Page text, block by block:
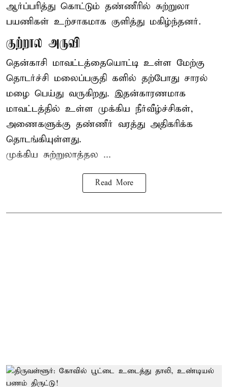
ஆர்ப்பரித்து கொட்டும் தண்ணீரில் சுற்றுலா
பயணிகள் உற்சாகமாக குளித்து மகிழ்ந்தனர்.
குற்றால அருவி
தென்காசி மாவட்டத்தையொட்டி உள்ள மேற்கு
தொடர்ச்சி மலைப்பகுதி களில் தற்போது சாரல்
மழை பெய்து வருகிறது. இதன்காரணமாக
மாவட்டத்தில் உள்ள முக்கிய நீர்வீழ்ச்சிகள்,
அணைகளுக்கு தண்ணீர் வரத்து அதிகரிக்க
தொடங்கியுள்ளது.
முக்கிய சுற்றுலாத்தல ...
Read More